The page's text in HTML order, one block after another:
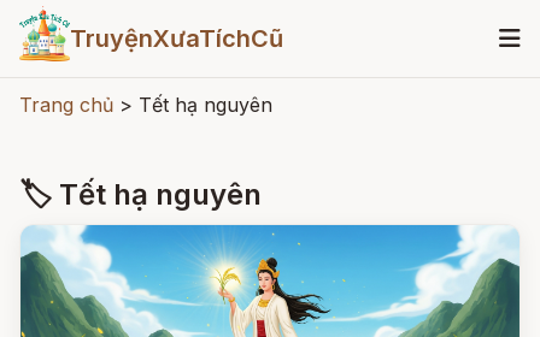
TruyệnXưaTíchCũ
Trang chủ > Tết hạ nguyên
🏷 Tết hạ nguyên